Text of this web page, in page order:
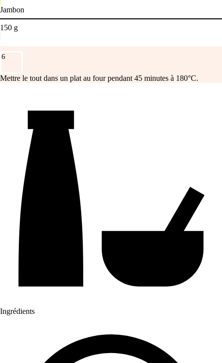
Jambon
150 g
6
Mettre le tout dans un plat au four pendant 45 minutes à 180°C.
Ingrédients